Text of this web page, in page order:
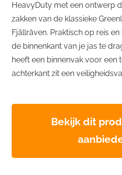
HeavyDuty met een ontwerp
zakken van de klassieke
Fjällräven. Praktisch op reis
de binnenkant van je jas te
heeft een binnenvak voor een
achterkant zit een
Bekijk dit